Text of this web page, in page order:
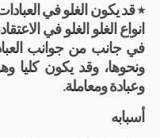
٭ قد يكون الغلو في
انواع الغلو الغلو في
في جانب من جوانب
ونحوها، وقد يكون كليا
وعبادة ومعاملة.
أسبابه